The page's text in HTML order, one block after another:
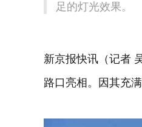
足的灯光效果。
新京报快讯（记者
路口亮相。因其充